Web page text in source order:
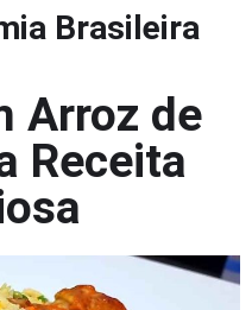
Brasileira
Arroz de
Receita